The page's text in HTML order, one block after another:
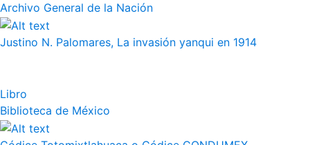
Archivo General de la Nación
Justino N. Palomares, La invasión yanqui en 1914
Libro
Biblioteca de México